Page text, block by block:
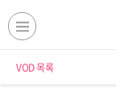
VOD 목록